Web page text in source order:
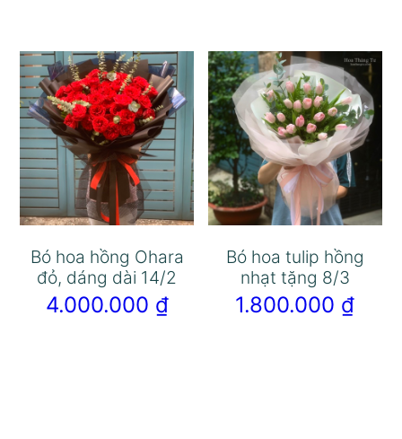
Bó hoa hồng Ohara
đỏ, dáng dài 14/2
4.000.000 ₫
Bó hoa tulip hồng
nhạt tặng 8/3
1.800.000 ₫